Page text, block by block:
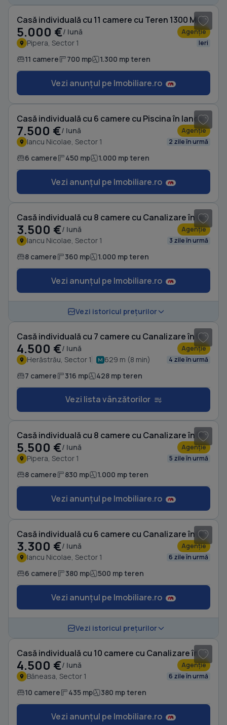
Casă individuală cu 11 camere cu Teren 1300 Mp în Pipera
5.000 €/ lună Agenție
Pipera, Sector 1 Ieri
11 camere 700 mp 1.300 mp teren
Vezi anunțul pe Imobiliare.ro
Casă individuală cu 6 camere cu Piscina în Iancu Nicolae
7.500 €/ lună Agenție
Iancu Nicolae, Sector 1 2 zile în urmă
6 camere 450 mp 1.000 mp teren
Vezi anunțul pe Imobiliare.ro
Casă individuală cu 8 camere cu Canalizare în Iancu Nicolae
3.500 €/ lună Agenție
Iancu Nicolae, Sector 1 3 zile în urmă
8 camere 360 mp 1.000 mp teren
Vezi anunțul pe Imobiliare.ro
Vezi istoricul prețurilor
Casă individuală cu 7 camere cu Canalizare în Herăstrău
4.500 €/ lună Agenție
Herăstrău, Sector 1 629 m (8 min) 4 zile în urmă
7 camere 316 mp 428 mp teren
Vezi lista vânzătorilor
Casă individuală cu 8 camere cu Canalizare în Pipera
5.500 €/ lună Agenție
Pipera, Sector 1 5 zile în urmă
8 camere 830 mp 1.000 mp teren
Vezi anunțul pe Imobiliare.ro
Casă individuală cu 6 camere cu Canalizare în Iancu Nicolae
3.300 €/ lună Agenție
Iancu Nicolae, Sector 1 6 zile în urmă
6 camere 380 mp 500 mp teren
Vezi anunțul pe Imobiliare.ro
Vezi istoricul prețurilor
Casă individuală cu 10 camere cu Canalizare în Băneasa
4.500 €/ lună Agenție
Băneasa, Sector 1 6 zile în urmă
10 camere 435 mp 380 mp teren
Vezi anunțul pe Imobiliare.ro